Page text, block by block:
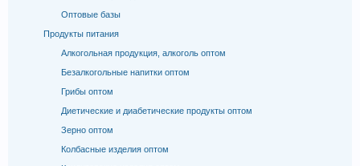
Оптовые базы
Продукты питания
Алкогольная продукция, алкоголь оптом
Безалкогольные напитки оптом
Грибы оптом
Диетические и диабетические продукты оптом
Зерно оптом
Колбасные изделия оптом